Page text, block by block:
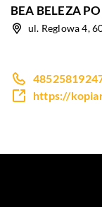
BEA BELEZA
ul. Reglowa 4,
https://